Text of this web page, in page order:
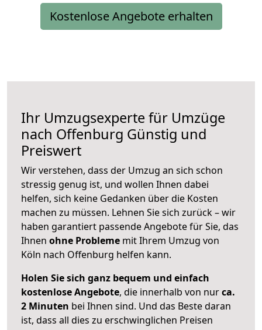
Kostenlose Angebote erhalten
Ihr Umzugsexperte für Umzüge
nach Offenburg Günstig und
Preiswert
Wir verstehen, dass der Umzug an sich schon
stressig genug ist, und wollen Ihnen dabei
helfen, sich keine Gedanken über die Kosten
machen zu müssen. Lehnen Sie sich zurück – wir
haben garantiert passende Angebote für Sie, das
Ihnen ohne Probleme mit Ihrem Umzug von
Köln nach Offenburg helfen kann.
Holen Sie sich ganz bequem und einfach
kostenlose Angebote, die innerhalb von nurca.
2 Minuten bei Ihnen sind. Und das Beste daran
ist, dass all dies zu erschwinglichen Preisen